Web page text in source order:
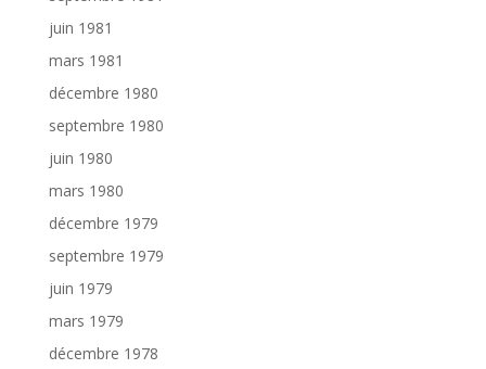
juin 1981
mars 1981
décembre 1980
septembre 1980
juin 1980
mars 1980
décembre 1979
septembre 1979
juin 1979
mars 1979
décembre 1978